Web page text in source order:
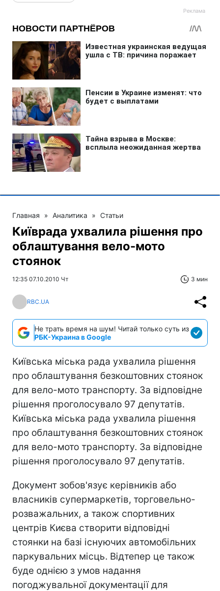
Главная » Аналитика » Статьи
Київрада ухвалила рішення про
облаштування вело-мото
стоянок
12:35 07.10.2010 Чт 3 мин
RBC.UA
Не трать время на шум! Читай только суть из
РБК-Украина в Google
Київська міська рада ухвалила рішення
про облаштування безкоштовних стоянок
для вело-мото транспорту. За відповідне
рішення проголосувало 97 депутатів.
Київська міська рада ухвалила рішення
про облаштування безкоштовних стоянок
для вело-мото транспорту. За відповідне
рішення проголосувало 97 депутатів.
Документ зобов'язує керівників або
власників супермаркетів, торговельно-
розважальних, а також спортивних
центрів Києва створити відповідні
стоянки на базі існуючих автомобільних
паркувальних місць. Відтепер це також
буде однією з умов надання
погоджувальної документації для